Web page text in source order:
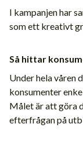
I kampanjen har
som ett kreativt
Så hittar
Under hela våren
konsumenter
Målet är att göra
efterfrågan på